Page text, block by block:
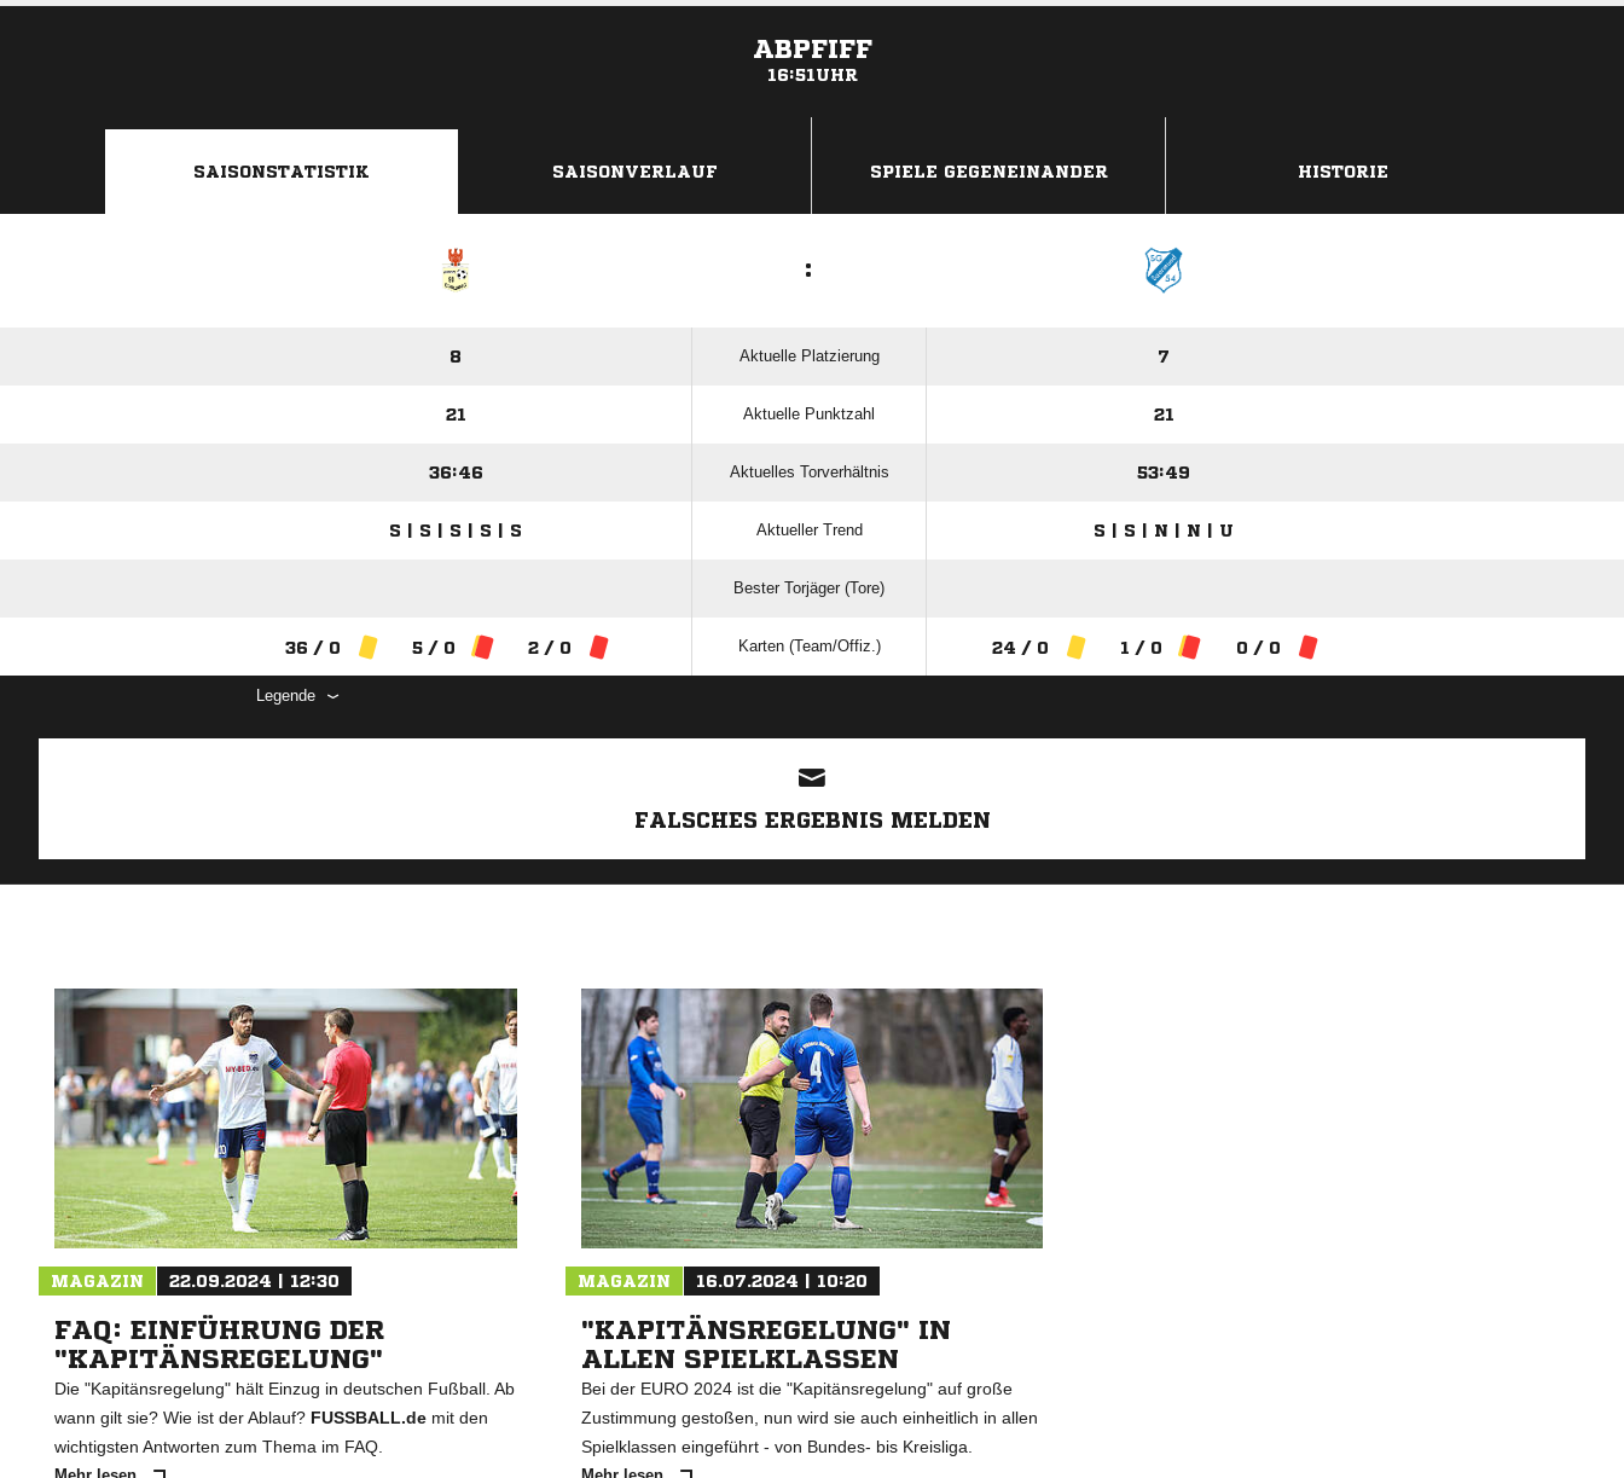
ABPFIFF
16:51UHR
SAISONSTATISTIK SAISONVERLAUF SPIELE GEGENEINANDER HISTORIE
:
8 Aktuelle Platzierung 7
21 Aktuelle Punktzahl 21
36:46 Aktuelles Torverhältnis 53:49
S | S | S | S | S Aktueller Trend S | S | N | N | U
Bester Torjäger (Tore)
36 / 0 5 / 0 2 / 0 Karten (Team/Offiz.) 24 / 0 1 / 0 0 / 0
Legende
FALSCHES ERGEBNIS MELDEN
MAGAZIN 22.09.2024 | 12:30
FAQ: EINFÜHRUNG DER
"KAPITÄNSREGELUNG"
Die "Kapitänsregelung" hält Einzug in deutschen Fußball. Ab
wann gilt sie? Wie ist der Ablauf? FUSSBALL.de mit den
wichtigsten Antworten zum Thema im FAQ.
MAGAZIN 16.07.2024 | 10:20
"KAPITÄNSREGELUNG" IN
ALLEN SPIELKLASSEN
Bei der EURO 2024 ist die "Kapitänsregelung" auf große
Zustimmung gestoßen, nun wird sie auch einheitlich in allen
Spielklassen eingeführt - von Bundes- bis Kreisliga.